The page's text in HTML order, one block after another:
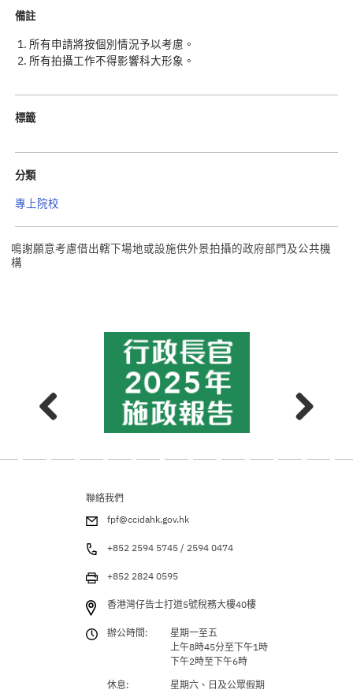
備註
所有申請將按個別情況予以考慮。
所有拍攝工作不得影響科大形象。
標籤
分類
專上院校
鳴謝願意考慮借出轄下場地或設施供外景拍攝的政府部門及公共機
構
聯絡我們
fpf@ccidahk.gov.hk
+852 2594 5745 / 2594 0474
+852 2824 0595
香港灣仔告士打道5號稅務大樓40樓
辦公時間:
星期一至五
上午8時45分至下午1時
下午2時至下午6時
休息:
星期六、日及公眾假期